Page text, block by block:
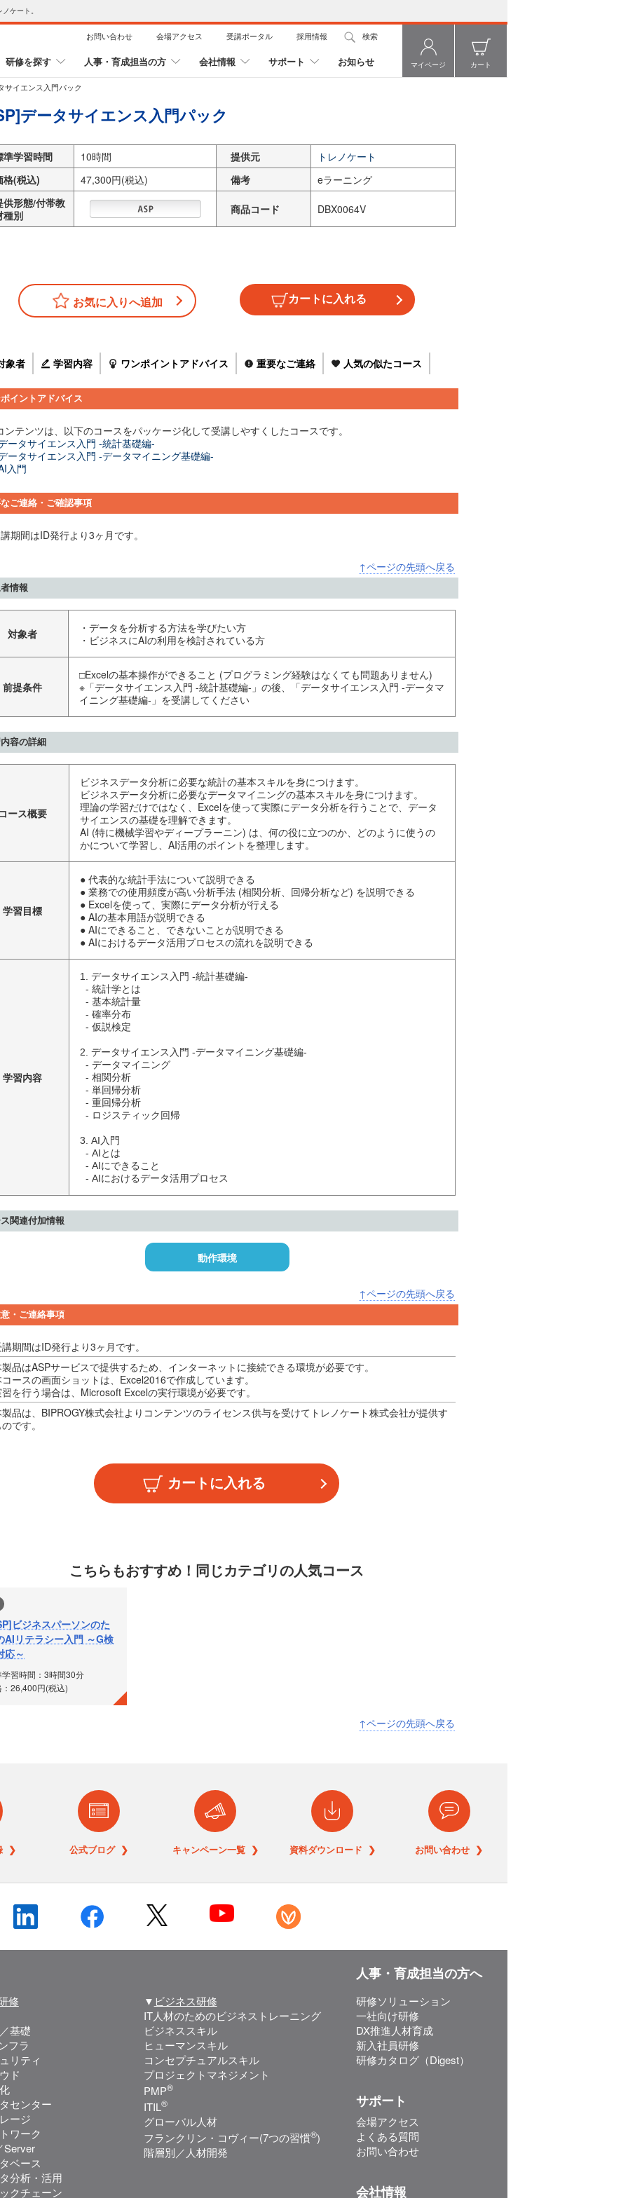
ケート。
お問い合わせ 会場アクセス 受講ポータル 採用情報 検索
研修を探す 人事・育成担当の方 会社情報 サポート お知らせ マイページ カート
サイエンス入門パック
データサイエンス入門パック
準学習時間 10時間 提供元
トレノケート
格(税込)
47,300円(税込) 備考
eラーニング
供形態/付帯教
種別
商品コード DBX0064V
お気に入りへ追加
象者 学習内容 ワンポイントアドバイス 重要なご連絡 人気の似たコース
イントアドバイス
テンツは、以下のコースをパッケージ化して受講しやすくしたコースです。
ータサイエンス入門 -統計基礎編-
ータサイエンス入門 -データマイニング基礎編-
入門
ご連絡・ご確認事項
期間はID発行より3ヶ月です。
↑ページの先頭へ戻る
情報
対象者
・データを分析する方法を学びたい方
・ビジネスにAIの利用を検討されている方
前提条件
□Excelの基本操作ができること (プログラミング経験はなくても問題ありません)
※「データサイエンス入門 -統計基礎編-」の後、「データサイエンス入門 -データマ
イニング基礎編-」を受講してください
容の詳細
ース概要
ビジネスデータ分析に必要な統計の基本スキルを身につけます。
ビジネスデータ分析に必要なデータマイニングの基本スキルを身につけます。
理論の学習だけではなく、Excelを使って実際にデータ分析を行うことで、データ
サイエンスの基礎を理解できます。
AI (特に機械学習やディープラーニン) は、何の役に立つのか、どのように使うの
かについて学習し、AI活用のポイントを整理します。
学習目標
● 代表的な統計手法について説明できる
● 業務での使用頻度が高い分析手法 (相関分析、回帰分析など) を説明できる
● Excelを使って、実際にデータ分析が行える
● AIの基本用語が説明できる
● AIにできること、できないことが説明できる
● AIにおけるデータ活用プロセスの流れを説明できる
学習内容
1. データサイエンス入門 -統計基礎編-
2. データサイエンス入門 -データマイニング基礎編-
3. AI入門
  - AIにおけるデータ活用プロセス
関連付加情報
動作環境
↑ページの先頭へ戻る
・ご連絡事項
期間はID発行より3ヶ月です。
品はASPサービスで提供するため、インターネットに接続できる環境が必要です。
ースの画面ショットは、Excel2016で作成しています。
を行う場合は、Microsoft Excelの実行環境が必要です。
品は、BIPROGY株式会社よりコンテンツのライセンス供与を受けてトレノケート株式会社が提供す
です。
こちらもおすすめ！ 同じカテゴリの人気コース
ビジネスパーソンのた
AIリテラシー入門 ～G検
応～
学習時間：3時間30分
：26,400円(税込)
↑ページの先頭へ戻る
❯ 公式ブログ ❯ キャンペーン一覧 ❯ 資料ダウンロード ❯ お問い合わせ ❯
修
基礎
フラ
リティ
ド
センター
ージ
ワーク
Server
ベース
分析・活用
クチェーン
▼ ビジネス研修
IT人材のためのビジネストレーニング
ビジネススキル
ヒューマンスキル
コンセプチュアルスキル
プロジェクトマネジメント
PMP®
ITIL®
グローバル人材
フランクリン・コヴィー(7つの習慣®)
階層別／人材開発
人事・育成担当の方へ
研修ソリューション
一社向け研修
DX推進人材育成
新入社員研修
研修カタログ（Digest）
サポート
会場アクセス
よくある質問
お問い合わせ
会社情報